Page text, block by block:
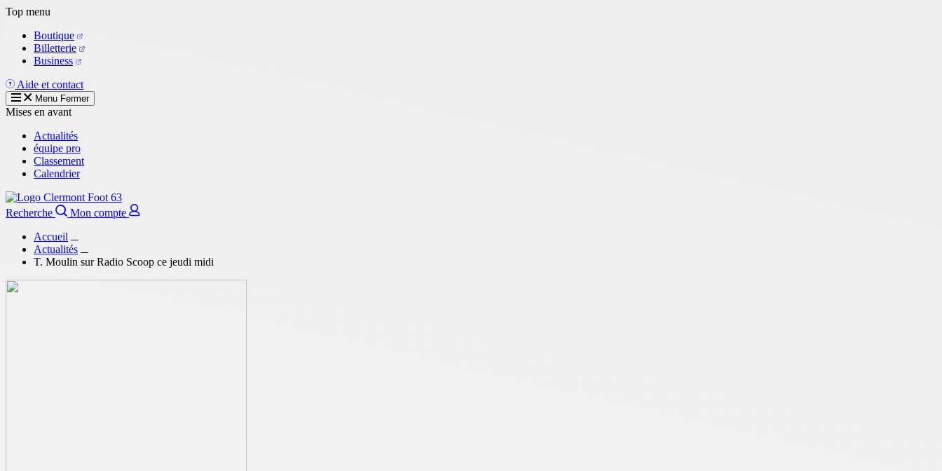
Aller
contenu
principal
Top menu
Boutique
Billetterie
Business
Aide et contact
Menu Fermer
Mises en avant
Actualités
équipe pro
Classement
Calendrier
Recherche
Mon compte
Accueil
Actualités
T. Moulin sur Radio Scoop ce jeudi midi